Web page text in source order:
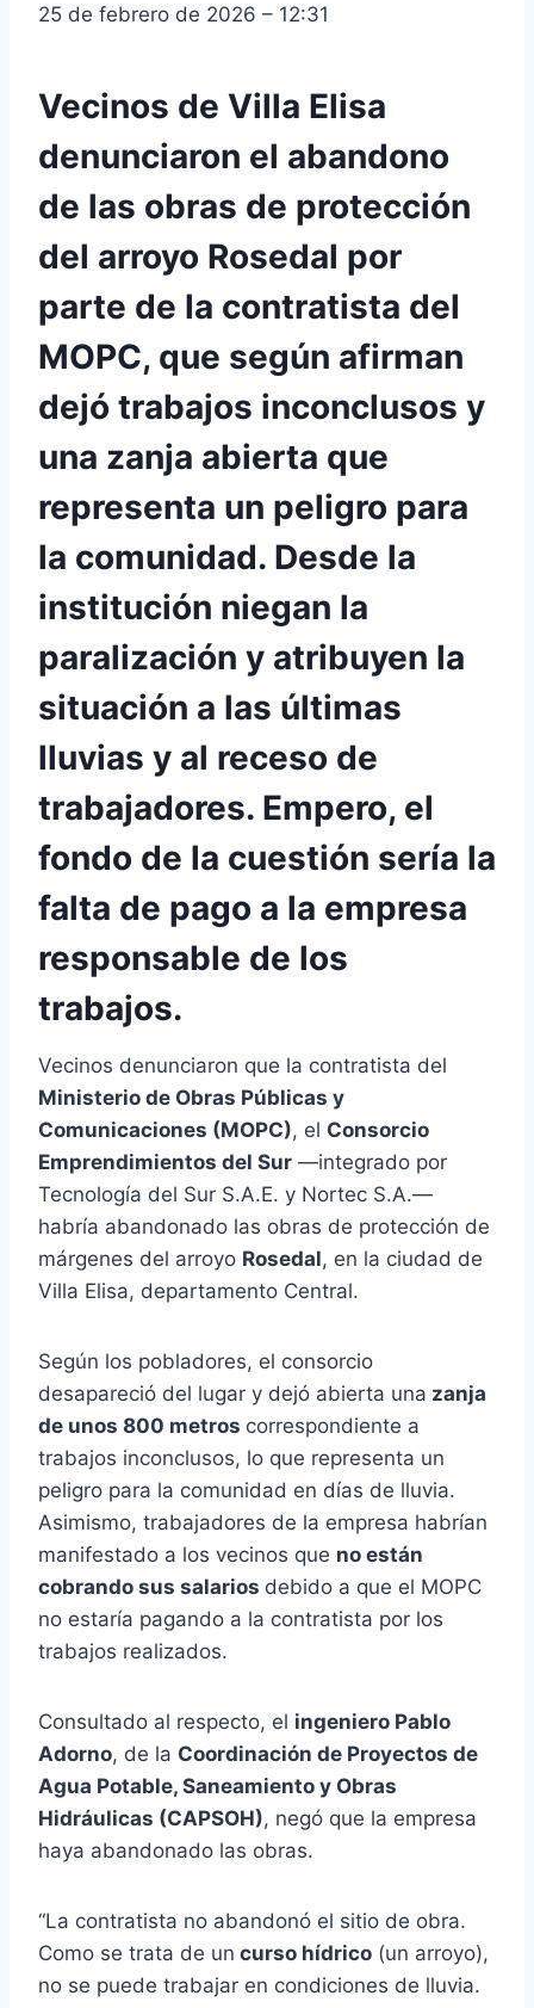
25 de febrero de 2026 – 12:31
Vecinos de Villa Elisa
denunciaron el abandono
de las obras de protección
del arroyo Rosedal por
parte de la contratista del
MOPC, que según afirman
dejó trabajos inconclusos y
una zanja abierta que
representa un peligro para
la comunidad. Desde la
institución niegan la
paralización y atribuyen la
situación a las últimas
lluvias y al receso de
trabajadores. Empero, el
fondo de la cuestión sería la
falta de pago a la empresa
responsable de los
trabajos.
Vecinos denunciaron que la contratista del
Ministerio de Obras Públicas y
Comunicaciones (MOPC), el Consorcio
Emprendimientos del Sur —integrado por
Tecnología del Sur S.A.E. y Nortec S.A.—
habría abandonado las obras de protección de
márgenes del arroyo Rosedal, en la ciudad de
Villa Elisa, departamento Central.
Según los pobladores, el consorcio
desapareció del lugar y dejó abierta una zanja
de unos 800 metros correspondiente a
trabajos inconclusos, lo que representa un
peligro para la comunidad en días de lluvia.
Asimismo, trabajadores de la empresa habrían
manifestado a los vecinos que no están
cobrando sus salarios debido a que el MOPC
no estaría pagando a la contratista por los
trabajos realizados.
Consultado al respecto, el ingeniero Pablo
Adorno, de la Coordinación de Proyectos de
Agua Potable, Saneamiento y Obras
Hidráulicas (CAPSOH), negó que la empresa
haya abandonado las obras.
“La contratista no abandonó el sitio de obra.
Como se trata de un curso hídrico (un arroyo),
no se puede trabajar en condiciones de lluvia.